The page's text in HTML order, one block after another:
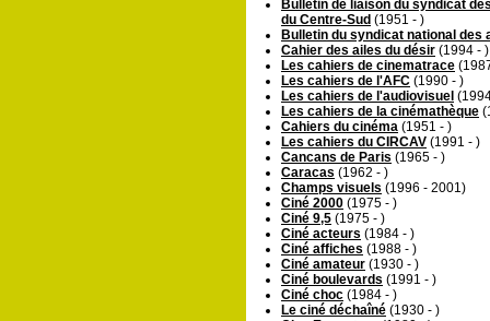
Bulletin de liaison du syndicat
du Centre-Sud (1951 - )
Bulletin du syndicat national des
Cahier des ailes du désir (1994 - )
Les cahiers de cinematrace
Les cahiers de l'AFC (1990 - )
Les cahiers de l'audiovisuel
Les cahiers de la cinémathèque
Cahiers du cinéma (1951 - )
Les cahiers du CIRCAV (1991 - )
Cancans de Paris (1965 - )
Caracas (1962 - )
Champs visuels (1996 - 2001)
Ciné 2000 (1975 - )
Ciné 9,5 (1975 - )
Ciné acteurs (1984 - )
Ciné affiches (1988 - )
Ciné amateur (1930 - )
Ciné boulevards (1991 - )
Ciné choc (1984 - )
Le ciné déchaîné (1930 - )